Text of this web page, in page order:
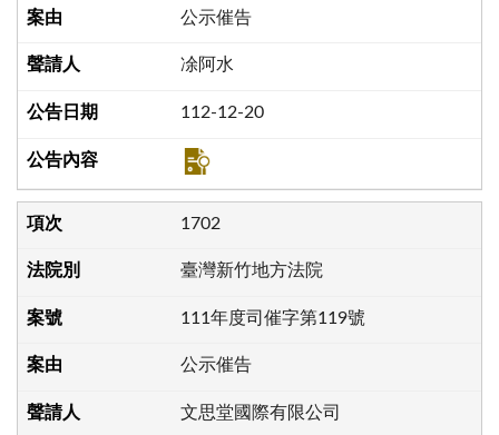
公示催告
凃阿水
112-12-20
1702
臺灣新竹地方法院
111年度司催字第119號
公示催告
文思堂國際有限公司